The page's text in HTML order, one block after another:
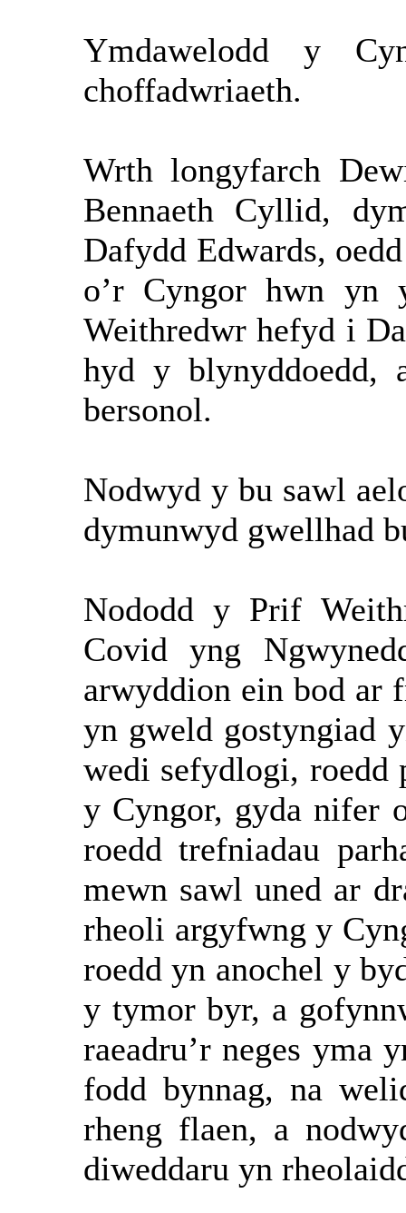
Ymdawelodd y
choffadwriaeth.
Wrth longyfarch
Bennaeth Cyllid,
Dafydd Edwards,
o’r Cyngor hwn yn
Weithredwr hefyd i
hyd y blynyddoedd,
bersonol.
Nodwyd y bu sawl
dymunwyd gwellhad
Nododd y Prif
Covid yng
arwyddion ein bod ar
yn gweld gostyngiad
wedi sefydlogi, roedd
y Cyngor, gyda nifer
roedd trefniadau
mewn sawl uned ar
rheoli argyfwng y
roedd yn anochel y
y tymor byr, a
raeadru’r neges yma
fodd bynnag, na
rheng flaen, a
diweddaru yn